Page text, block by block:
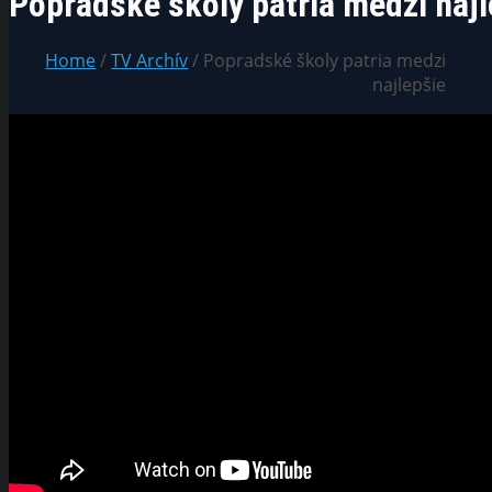
Home/TV Archív/ Popradské školy patria medzi
najlepšie